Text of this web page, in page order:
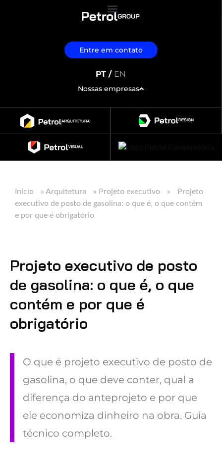
Entre em contato
PT / EN
Nossas empresas
Início » Arquitetura » Projeto executivo »
Projeto
executivo de posto de gasolina: o que é, o que contém
e por que é obrigatório
Projeto executivo de posto
de gasolina: o que é, o que
contém e por que é
obrigatório
O que é projeto executivo de posto de
gasolina, o que deve conter, qual a
diferença do anteprojeto e por que
ele economiza dinheiro na obra. Guia
técnico completo.